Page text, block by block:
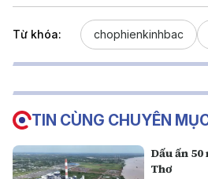
Từ khóa: chophienkinhbac
TIN CÙNG CHUYÊN
Dấu ấn
Thơ